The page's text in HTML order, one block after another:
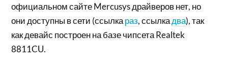
официальном сайте Mercusys драйверов нет, но
они доступны в сети (ссылкараз, ссылкадва), так
как девайс построен на базе чипсета Realtek
8811CU.